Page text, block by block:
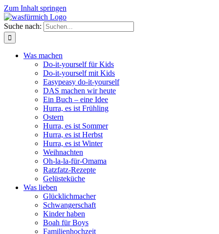
Zum Inhalt springen
Suche nach:
Was machen
Do-it-yourself für Kids
Do-it-yourself mit Kids
Easypeasy do-it-yourself
DAS machen wir heute
Ein Buch – eine Idee
Hurra, es ist Frühling
Ostern
Hurra, es ist Sommer
Hurra, es ist Herbst
Hurra, es ist Winter
Weihnachten
Oh-la-la-für-Omama
Ratzfatz-Rezepte
Gelüsteküche
Was lieben
Glücklichmacher
Schwangerschaft
Kinder haben
Boah für Boys
Familienhochzeit